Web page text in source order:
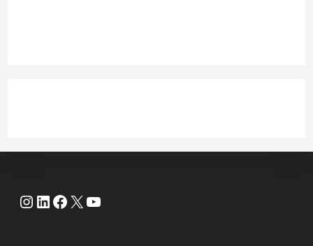
Instagram
LinkedIn
Facebook
X YouTube